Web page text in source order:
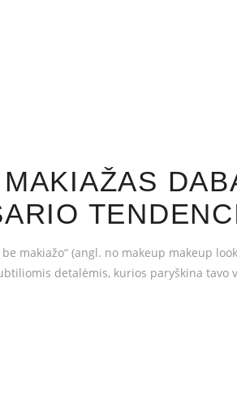
be makiažo“ (angl. no makeup makeup
detalėmis, kurios paryškina tavo